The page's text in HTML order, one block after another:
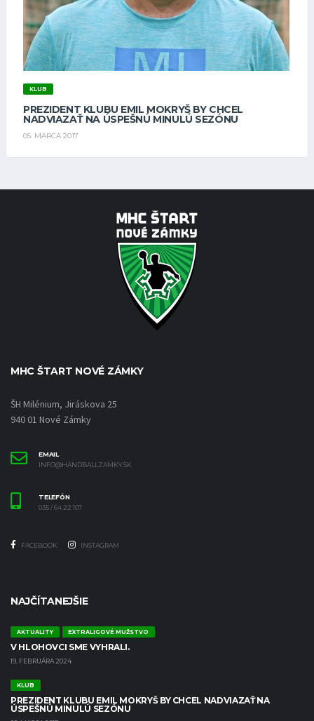
KLUB
PREZIDENT KLUBU EMIL MOKRYŠ BY CHCEL
NADVIAZAŤ NA ÚSPEŠNÚ MINULÚ SEZÓNU
05. MARCA 2017
MHC ŠTART NOVÉ ZÁMKY
ŠH Milénium, Jiráskova 25
940 01 Nové Zámky
EMAIL
INFO@HANDBALLZAMKY.SK
TELEFÓN
035 / 64 22 107
FACEBOOK INSTAGRAM
NAJČÍTANEJŠIE
AKTUALITY EXTRALIGOVÉ MUŽSTVO
V HLOHOVCI SME VYHRALI.
19. FEBRUÁRA 2024
KLUB
PREZIDENT KLUBU EMIL MOKRYŠ BY CHCEL NADVIAZAŤ NA
ÚSPEŠNÚ MINULÚ SEZÓNU